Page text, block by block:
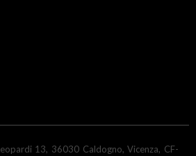
13, 36030 Caldogno, Vicenza, CF-